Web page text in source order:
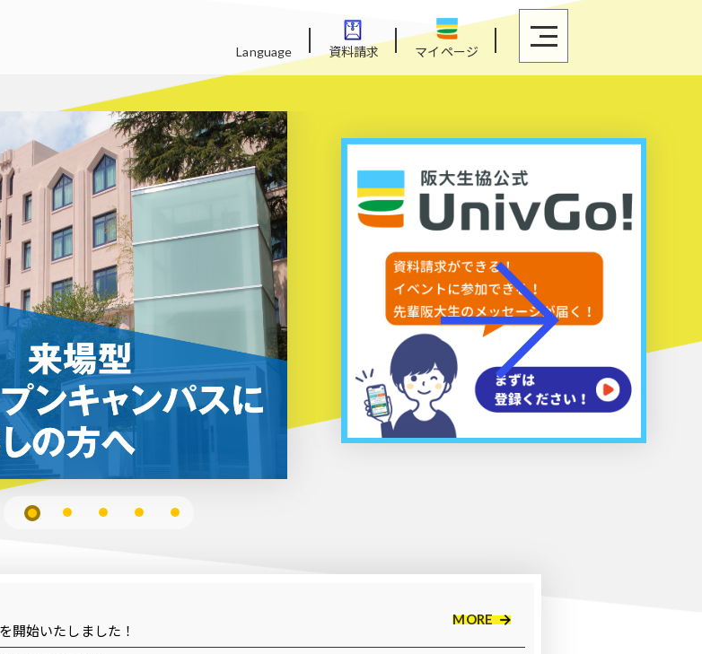
Language 資料請求 マイページ
-
-
開始いたしました！
MORE